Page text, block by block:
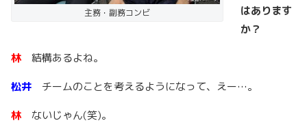
主務・副務コンビ
はあります
か？
林 結構あるよね。
松井 チームのことを考えるようになって、えー…。
林 ないじゃん(笑)。